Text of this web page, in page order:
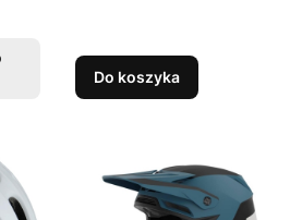
Do koszyka